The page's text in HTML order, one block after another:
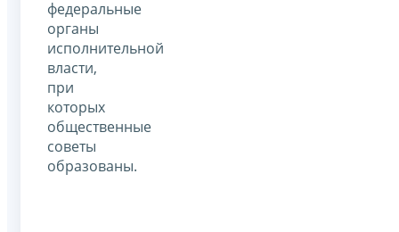
федеральные
органы
исполнительной
власти,
при
которых
общественные
советы
образованы.